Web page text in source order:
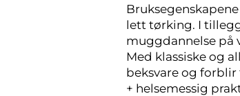
lett tørking. I
muggdannelse på
Med klassiske og
beksvare og
+ helsemessig